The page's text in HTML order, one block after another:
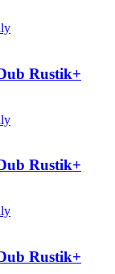
Rustik+
Rustik+
Rustik+